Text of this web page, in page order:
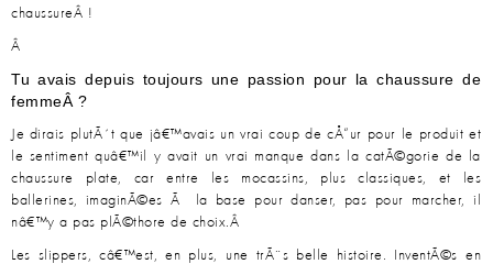
chaussureÂ !
Â
Tu avais depuis toujours une passion pour la chaussure de
femmeÂ ?
Je dirais plutÃ´t que jâ€™avais un vrai coup de cÅ“ur pour le produit et
le sentiment quâ€™il y avait un vrai manque dans la catÃ©gorie de la
chaussure plate, car entre les mocassins, plus classiques, et les
ballerines, imaginÃ©es Ã la base pour danser, pas pour marcher, il
nâ€™y a pas plÃ©thore de choix.Â
Les slippers, câ€™est, en plus, une trÃ¨s belle histoire. InventÃ©s en